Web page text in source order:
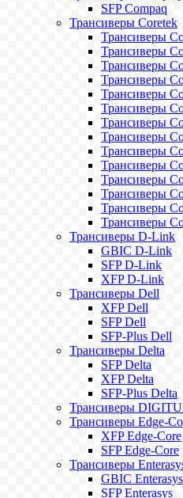
SFP Compaq
Трансиверы Coretek
Трансиверы
Трансиверы
Трансиверы
Трансиверы
Трансиверы
Трансиверы
Трансиверы
Трансиверы
Трансиверы
Трансиверы
Трансиверы
Трансиверы
Трансиверы
Трансиверы
Трансиверы D-Link
GBIC D-Link
SFP D-Link
XFP D-Link
Трансиверы Dell
XFP Dell
SFP Dell
SFP-Plus Dell
Трансиверы Delta
SFP Delta
XFP Delta
SFP-Plus Delta
Трансиверы
Трансиверы Edge-
XFP Edge-Core
SFP Edge-Core
Трансиверы
GBIC Enterasys
SFP Enterasys